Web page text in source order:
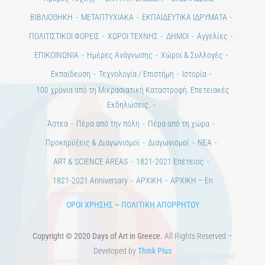
ΒΙΒΛΙΟΘΗΚΗ
ΜΕΤΑΠΤΥΧΙΑΚΑ
ΕΚΠΑΙΔΕΥΤΙΚΑ ΙΔΡΥΜΑΤΑ
ΠΟΛΙΤΙΣΤΙΚΟΙ ΦΟΡΕΙΣ
ΧΩΡΟΙ ΤΕΧΝΗΣ ΔΗΜΟΙ
Αγγελίες
ΕΠΙΚΟΙΝΩΝΙΑ
Ημέρες Ανάγνωσης
Χώροι & Συλλογές
Εκπαίδευση
Τεχνολογία / Επιστήμη
Ιστορία
100 χρόνια από τη Μικρασιατική Καταστροφή. Επετειακές
Εκδηλώσεις.
Άστεα
Πέρα από την πόλη
Πέρα από τη χώρα
Προκηρύξεις & Διαγωνισμοί
Διαγωνισμοί
ΝΕΑ
ART & SCIENCE AREAS
1821-2021 Επέτειος
1821-2021 Anniversary
ΑΡΧΙΚΗ ΑΡΧΙΚΗ – En
ΟΡΟΙ ΧΡΗΣΗΣ– ΠΟΛΙΤΙΚΗ ΑΠΟΡΡΗΤΟΥ
Copyright © 2020 Days of Art in Greece. All Rights Reserved –
Developed byThink Plus